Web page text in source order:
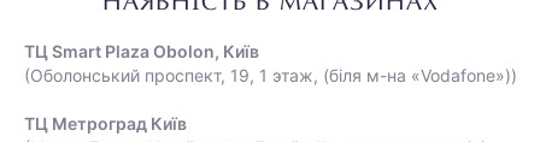
ТЦ Smart Plaza Obolon, Київ
(Оболонський проспект, 19, 1 этаж, (біля м-на «Vodafone»))
ТЦ Метроград Київ